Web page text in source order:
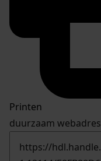
Printen
duurzaam webadres